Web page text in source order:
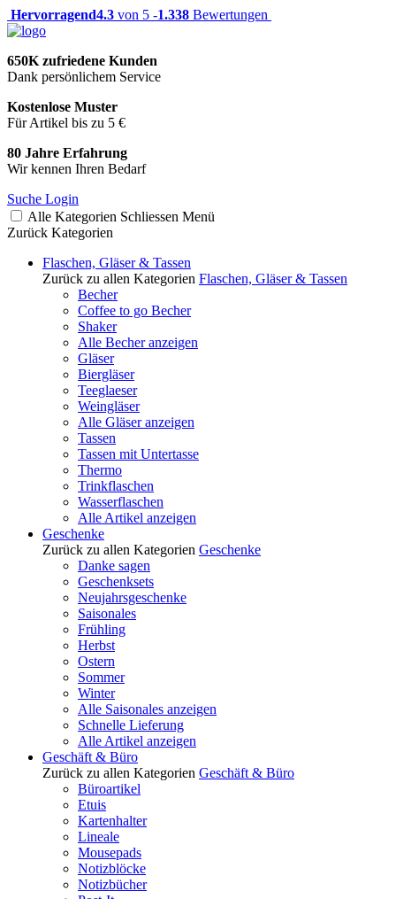
Hervorragend4.3 von 5 -1.338 Bewertungen
650K zufriedene Kunden
Dank persönlichem Service
Kostenlose Muster
Für Artikel bis zu 5 €
80 Jahre Erfahrung
Wir kennen Ihren Bedarf
Suche Login
Alle Kategorien Schliessen Menü
Zurück Kategorien
Flaschen, Gläser & Tassen
Zurück zu allen Kategorien Flaschen, Gläser & Tassen
Becher
Coffee to go Becher
Shaker
Alle Becher anzeigen
Gläser
Biergläser
Teeglaeser
Weingläser
Alle Gläser anzeigen
Tassen
Tassen mit Untertasse
Thermo
Trinkflaschen
Wasserflaschen
Alle Artikel anzeigen
Geschenke
Zurück zu allen Kategorien Geschenke
Danke sagen
Geschenksets
Neujahrsgeschenke
Saisonales
Frühling
Herbst
Ostern
Sommer
Winter
Alle Saisonales anzeigen
Schnelle Lieferung
Alle Artikel anzeigen
Geschäft & Büro
Zurück zu allen Kategorien Geschäft & Büro
Büroartikel
Etuis
Kartenhalter
Lineale
Mousepads
Notizblöcke
Notizbücher